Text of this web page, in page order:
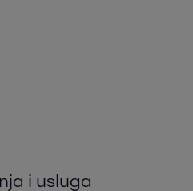
i usluga